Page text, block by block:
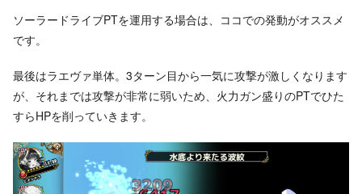
ソーラードライブPTを運用する場合は、ココでの発動がオススメ
です。
最後はラエヴァ単体。3ターン目から一気に攻撃が激しくなります
が、それまでは攻撃が非常に弱いため、火力ガン盛りのPTでひた
すらHPを削っていきます。